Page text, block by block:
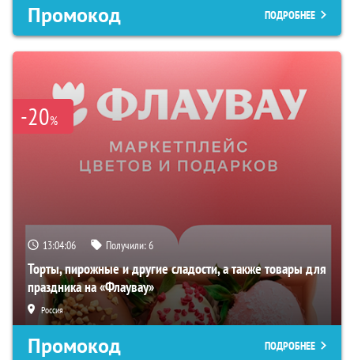
Промокод ПОДРОБНЕЕ
-20%
13:04:04 Получили:6
Торты, пирожные и другие сладости, а также товары для
праздника на «Флаувау»
Россия
Промокод ПОДРОБНЕЕ